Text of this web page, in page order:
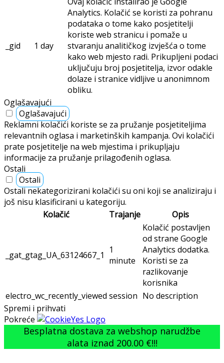
_gid 1 day
Analytics. Kolačić se koristi za pohranu
podataka o tome kako posjetitelji
koriste web stranicu i pomaže u
stvaranju analitičkog izvješća o tome
kako web mjesto radi. Prikupljeni podaci
uključuju broj posjetitelja, izvor odakle
dolaze i stranice vidljive u anonimnom
obliku.
Oglašavajući
Oglašavajući
Reklamni kolačići koriste se za pružanje posjetiteljima
relevantnih oglasa i marketinških kampanja. Ovi kolačići
prate posjetitelje na web mjestima i prikupljaju
informacije za pružanje prilagođenih oglasa.
Ostali
Ostali
Ostali nekategorizirani kolačići su oni koji se analiziraju i
još nisu klasificirani u kategoriju.
Kolačić
Trajanje Opis
_gat_gtag_UA_63124667_1
1
minute
Kolačić postavljen
od strane Google
Analytics dodatka.
Koristi se za
razlikovanje
korisnika
electro_wc_recently_viewed session No description
Spremi i prihvati
Pokreće
Besplatna dostava za webshop narudžbe
alata iznad 200.00 €!!!